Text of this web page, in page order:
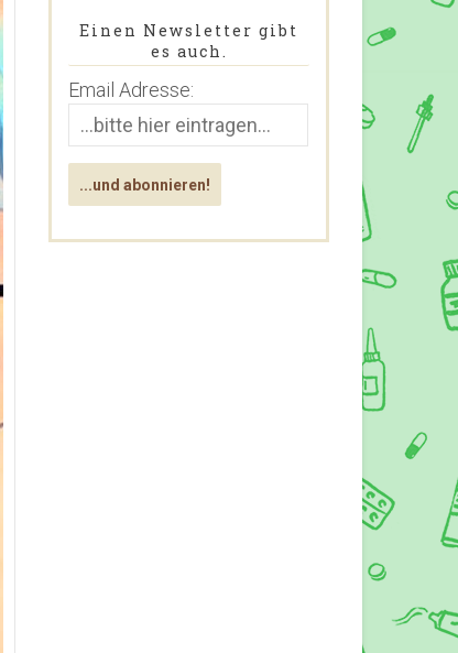
Einen Newsletter gibt
es auch.
Email Adresse: